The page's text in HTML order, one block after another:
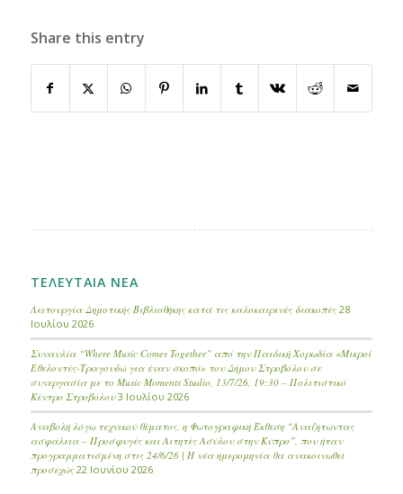
Share this entry
ΤΕΛΕΥΤΑΙΑ ΝΕΑ
Λειτουργία Δημοτικής Βιβλιοθήκης κατά τις καλοκαιρινές διακοπές 28
Ιουλίου 2026
Συναυλία “Where Music Comes Together” από την Παιδική Χορωδία «Μικροί
Εθελοντές-Τραγουδώ για έναν σκοπό» του Δήμου Στροβόλου σε
συνεργασία με το Music Moments Studio, 13/7/26, 19:30 – Πολιτιστικό
Κέντρο Στροβόλου 3 Ιουλίου 2026
Αναβολή λόγω τεχνικού θέματος, η Φωτογραφική Έκθεση “Αναζητώντας
ασφάλεια – Προσφυγές και Αιτητές Ασύλου στην Κύπρο”, που ήταν
προγραμματισμένη στις 24/6/26 | Η νέα ημερομηνία θα ανακοινωθεί
προσεχώς 22 Ιουνίου 2026